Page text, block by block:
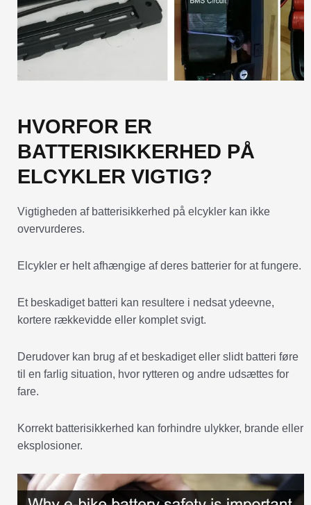
HVORFOR ER
BATTERISIKKERHED PÅ
ELCYKLER VIGTIG?
Vigtigheden af batterisikkerhed på elcykler kan ikke
overvurderes.
Elcykler er helt afhængige af deres batterier for at fungere.
Et beskadiget batteri kan resultere i nedsat ydeevne,
kortere rækkevidde eller komplet svigt.
Derudover kan brug af et beskadiget eller slidt batteri føre
til en farlig situation, hvor rytteren og andre udsættes for
fare.
Korrekt batterisikkerhed kan forhindre ulykker, brande eller
eksplosioner.